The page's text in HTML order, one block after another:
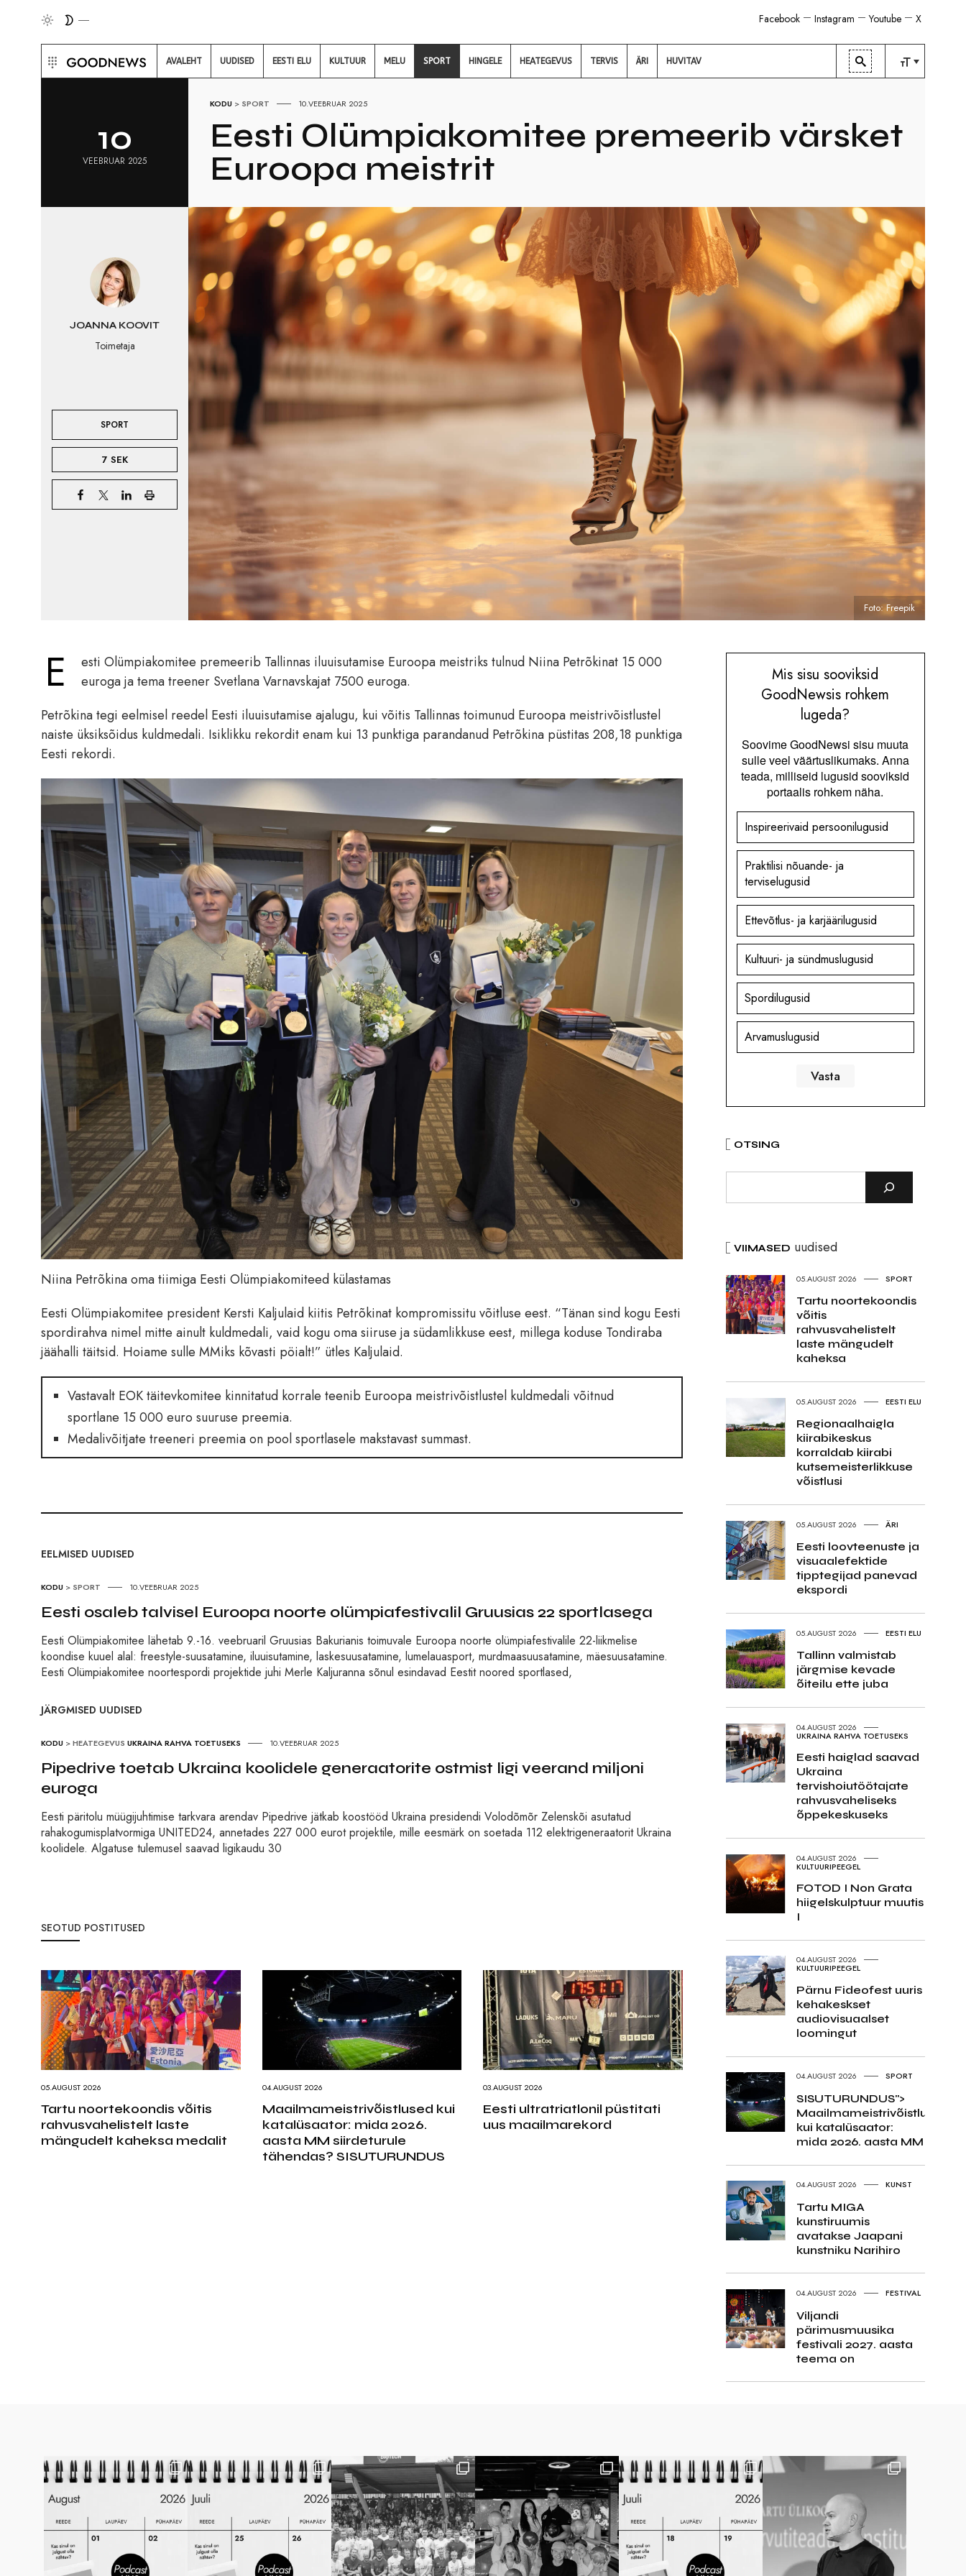
X
Youtube
Instagram
Facebook
AVALEHT UUDISED EESTI ELU KULTUUR MELU SPORT HINGELE HEATEGEVUS TERVIS ÄRI HUVITAV
10
VEEBRUAR 2025
KODU > SPORT 10.VEEBRUAR 2025
Eesti Olümpiakomitee premeerib värsket
Euroopa meistrit
JOANNA KOOVIT
Toimetaja
SPORT
7 SEK
Foto: Freepik
E
esti Olümpiakomitee premeerib Tallinnas iluuisutamise Euroopa meistriks tulnud Niina Petrõkinat 15 000
euroga ja tema treener Svetlana Varnavskajat 7500 euroga.
Petrõkina tegi eelmisel reedel Eesti iluuisutamise ajalugu, kui võitis Tallinnas toimunud Euroopa meistrivõistlustel
naiste üksiksõidus kuldmedali. Isiklikku rekordit enam kui 13 punktiga parandanud Petrõkina püstitas 208,18 punktiga
Eesti rekordi.
Niina Petrõkina oma tiimiga Eesti Olümpiakomiteed külastamas
Eesti Olümpiakomitee president Kersti Kaljulaid kiitis Petrõkinat kompromissitu võitluse eest. “Tänan sind kogu Eesti
spordirahva nimel mitte ainult kuldmedali, vaid kogu oma siiruse ja südamlikkuse eest, millega koduse Tondiraba
jäähalli täitsid. Hoiame sulle MMiks kõvasti pöialt!” ütles Kaljulaid.
Vastavalt EOK täitevkomitee kinnitatud korrale teenib Euroopa meistrivõistlustel kuldmedali võitnud
sportlane 15 000 euro suuruse preemia.
Medalivõitjate treeneri preemia on pool sportlasele makstavast summast.
EELMISED UUDISED
KODU > SPORT 10.VEEBRUAR 2025
Eesti osaleb talvisel Euroopa noorte olümpiafestivalil Gruusias 22 sportlasega
Eesti Olümpiakomitee lähetab 9.-16. veebruaril Gruusias Bakurianis toimuvale Euroopa noorte olümpiafestivalile 22-liikmelise
koondise kuuel alal: freestyle-suusatamine, iluuisutamine, laskesuusatamine, lumelauasport, murdmaasuusatamine, mäesuusatamine.
Eesti Olümpiakomitee noortespordi projektide juhi Merle Kaljuranna sõnul esindavad Eestit noored sportlased,
JÄRGMISED UUDISED
KODU >HEATEGEVUS UKRAINA RAHVA TOETUSEKS 10.VEEBRUAR 2025
Pipedrive toetab Ukraina koolidele generaatorite ostmist ligi veerand miljoni
euroga
Eesti päritolu müügijuhtimise tarkvara arendav Pipedrive jätkab koostööd Ukraina presidendi Volodõmõr Zelenskõi asutatud
rahakogumisplatvormiga UNITED24, annetades 227 000 eurot projektile, mille eesmärk on soetada 112 elektrigeneraatorit Ukraina
koolidele. Algatuse tulemusel saavad ligikaudu 30
SEOTUD POSTITUSED
05.AUGUST 2026
Tartu noortekoondis võitis
rahvusvahelistelt laste
mängudelt kaheksa medalit
04.AUGUST 2026
Maailmameistrivõistlused kui
katalüsaator: mida 2026.
aasta MM siirdeturule
tähendas? SISUTURUNDUS
03.AUGUST 2026
Eesti ultratriatlonil püstitati
uus maailmarekord
Mis sisu sooviksid
GoodNewsis rohkem
lugeda?
Soovime GoodNewsi sisu muuta
sulle veel väärtuslikumaks. Anna
teada, milliseid lugusid sooviksid
portaalis rohkem näha.
Inspireerivaid persoonilugusid
Praktilisi nõuande- ja
terviselugusid
Ettevõtlus- ja karjäärilugusid
Kultuuri- ja sündmuslugusid
Spordilugusid
Arvamuslugusid
OTSING
VIIMASED uudised
05.AUGUST 2026 SPORT
Tartu noortekoondis
võitis
rahvusvahelistelt
laste mängudelt
kaheksa
05.AUGUST 2026 EESTI ELU
Regionaalhaigla
kiirabikeskus
korraldab kiirabi
kutsemeisterlikkuse
võistlusi
05.AUGUST 2026 ÄRI
Eesti loovteenuste ja
visuaalefektide
tipptegijad panevad
ekspordi
05.AUGUST 2026 EESTI ELU
Tallinn valmistab
järgmise kevade
õiteilu ette juba
04.AUGUST 2026
UKRAINA RAHVA TOETUSEKS
Eesti haiglad saavad
Ukraina
tervishoiutöötajate
rahvusvaheliseks
õppekeskuseks
04.AUGUST 2026
KULTUURIPEEGEL
FOTOD I Non Grata
hiigelskulptuur muutis
I
04.AUGUST 2026
KULTUURIPEEGEL
Pärnu Fideofest uuris
kehakeskset
audiovisuaalset
loomingut
04.AUGUST 2026 SPORT
SISUTURUNDUS">
Maailmameistrivõistlused
kui katalüsaator:
mida 2026. aasta MM
04.AUGUST 2026 KUNST
Tartu MIGA
kunstiruumis
avatakse Jaapani
kunstniku Narihiro
04.AUGUST 2026 FESTIVAL
Viljandi
pärimusmuusika
festivali 2027. aasta
teema on